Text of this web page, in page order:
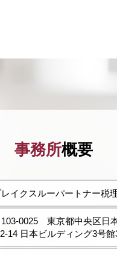
事務所概要
イクスルーパートナー税
103-0025 東京都中央区日
14 日本ビルディング3号館